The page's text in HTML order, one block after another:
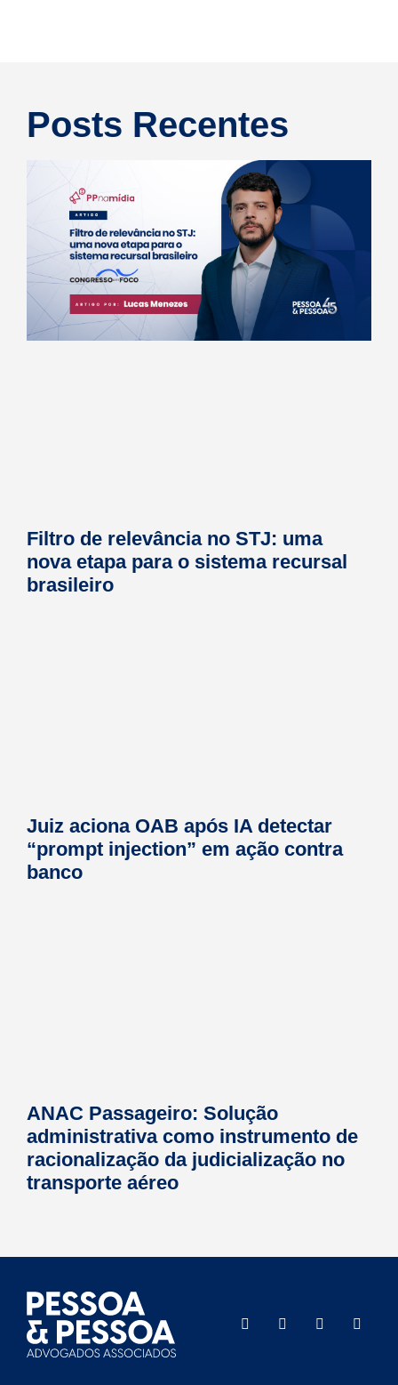
Posts Recentes
Filtro de relevância no STJ: uma
nova etapa para o sistema recursal
brasileiro
Juiz aciona OAB após IA detectar
“prompt injection” em ação contra
banco
ANAC Passageiro: Solução
administrativa como instrumento de
racionalização da judicialização no
transporte aéreo